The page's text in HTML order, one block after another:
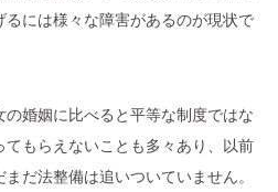
には様々な障害があるのが現状で
婚姻に比べると平等な制度ではな
てもらえないことも多々あり、以前
だ法整備は追いついていません。